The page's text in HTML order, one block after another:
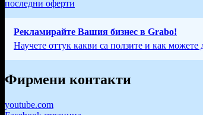
последни оферти
Рекламирайте Вашия бизнес в Grabo!
Научете оттук какви са ползите и как можете
Фирмени контакти
youtube.com